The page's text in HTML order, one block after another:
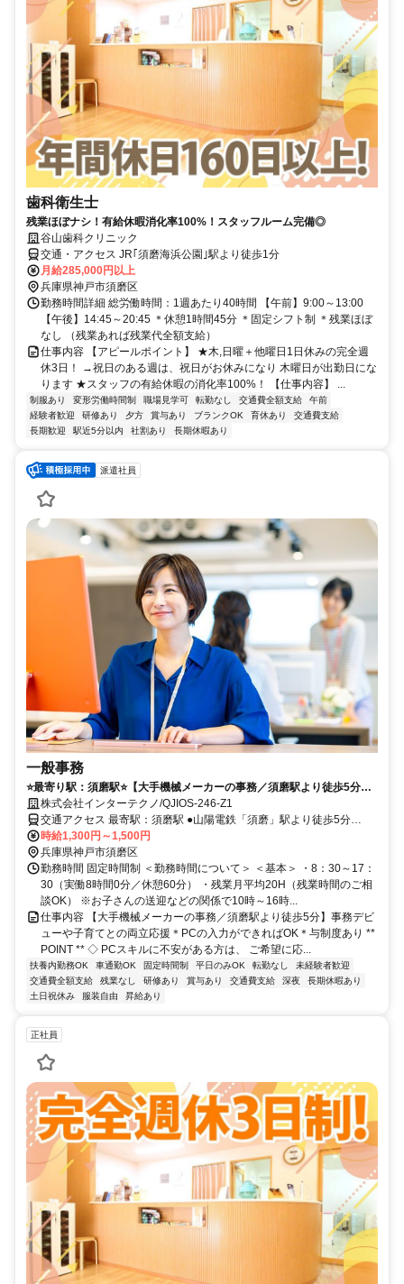
歯科衛生士
残業ほぼナシ！有給休暇消化率100%！スタッフルーム完備◎
谷山歯科クリニック
交通・アクセス JR｢須磨海浜公園｣駅より徒歩1分
月給285,000円以上
兵庫県神戸市須磨区
勤務時間詳細 総労働時間：1週あたり40時間 【午前】9:00～13:00
【午後】14:45～20:45 ＊休憩1時間45分 ＊固定シフト制 ＊残業ほぼ
なし （残業あれば残業代全額支給）
仕事内容 【アピールポイント】 ★木,日曜＋他曜日1日休みの完全週
休3日！ →祝日のある週は、祝日がお休みになり 木曜日が出勤日にな
ります ★スタッフの有給休暇の消化率100%！ 【仕事内容】 ...
制服あり 変形労働時間制 職場見学可 転勤なし 交通費全額支給
午前
経験者歓迎
研修あり 夕方 賞与あり ブランクOK 育休あり
交通費支給
長期歓迎
駅近5分以内 社割あり 長期休暇あり
派遣社員
一般事務
⭐️最寄り駅：須磨駅⭐️【大手機械メーカーの事務／須磨駅より徒歩5分】
事務デビューや子育てとの両立応援＊PCの入力ができればOK＊与制度
あり
株式会社インターテクノ/QJIOS-246-Z1
交通アクセス 最寄駅：須磨駅 ●山陽電鉄「須磨」駅より徒歩5分
時給1,300円～1,500円
兵庫県神戸市須磨区
勤務時間 固定時間制 ＜勤務時間について＞ ＜基本＞ ・8：30～17：
30（実働8時間0分／休憩60分） ・残業月平均20H（残業時間のご相
談OK） ※お子さんの送迎などの関係で10時～16時...
仕事内容 【大手機械メーカーの事務／須磨駅より徒歩5分】事務デビ
ューや子育てとの両立応援＊PCの入力ができればOK＊与制度あり **
POINT ** ◇ PCスキルに不安がある方は、 ご希望に応...
扶養内勤務OK 車通勤OK 固定時間制 平日のみOK 転勤なし
未経験者歓迎
交通費全額支給
残業なし 研修あり 賞与あり 交通費支給 深夜
長期休暇あり
土日祝休み
服装自由 昇給あり
正社員